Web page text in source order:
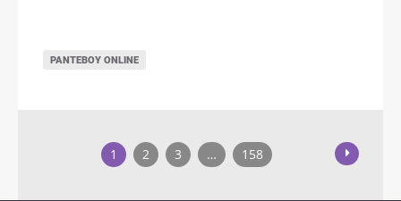
ΡΑΝΤΕΒΟΎ ONLINE
1 2 3 … 158